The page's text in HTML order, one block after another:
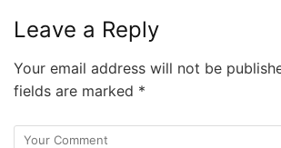
Leave a Reply
Your email address will not be
fields are marked *